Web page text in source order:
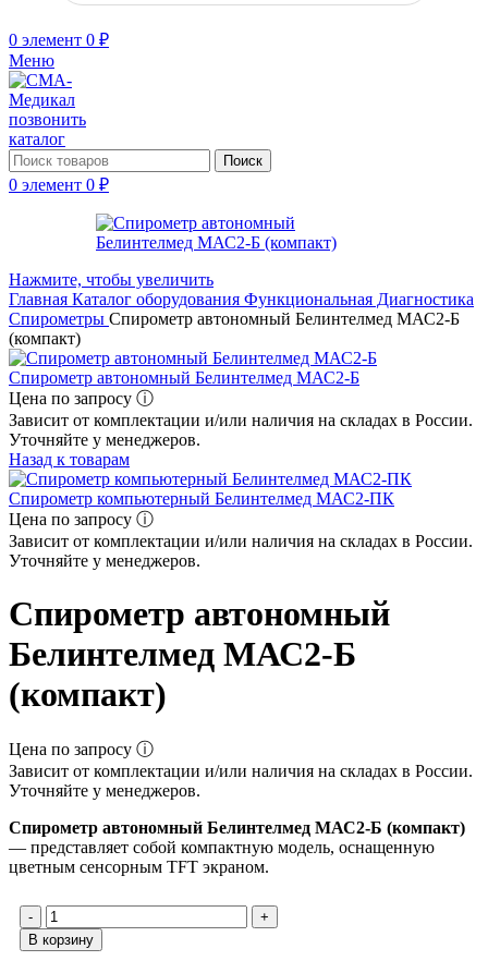
0 элемент 0 ₽
Меню
позвонить
каталог
Поиск
0 элемент 0 ₽
Нажмите, чтобы увеличить
Главная Каталог оборудования Функциональная Диагностика
Спирометры Спирометр автономный Белинтелмед МАС2-Б
(компакт)
Спирометр автономный Белинтелмед МАС2-Б
Цена по запросу ⓘ
Зависит от комплектации и/или наличия на складах в России.
Уточняйте у менеджеров.
Назад к товарам
Спирометр компьютерный Белинтелмед МАС2-ПК
Цена по запросу ⓘ
Зависит от комплектации и/или наличия на складах в России.
Уточняйте у менеджеров.
Спирометр автономный
Белинтелмед МАС2-Б
(компакт)
Цена по запросу ⓘ
Зависит от комплектации и/или наличия на складах в России.
Уточняйте у менеджеров.
Спирометр автономный Белинтелмед МАС2-Б (компакт)
— представляет собой компактную модель, оснащенную
цветным сенсорным TFT экраном.
В корзину